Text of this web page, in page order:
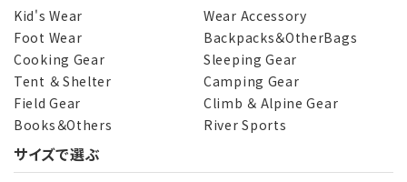
カテゴリー
検索する
Kid's Wear
Wear Accessory
Foot Wear
Backpacks＆OtherBags
Cooking Gear
Sleeping Gear
Tent ＆ Shelter
Camping Gear
Field Gear
Climb ＆ Alpine Gear
Books＆Others
River Sports
サイズで選ぶ